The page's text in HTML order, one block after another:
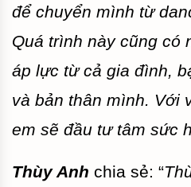
để chuyển mình từ
Quá trình này cũng có
áp lực từ cả gia đình,
và bản thân mình. Với
em sẽ đầu tư tâm sức
Thùy Anh chia sẻ: “